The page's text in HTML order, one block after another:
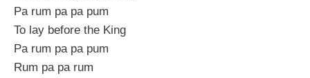
Pa rum pa pa pum
To lay before the King
Pa rum pa pa pum
Rum pa pa rum